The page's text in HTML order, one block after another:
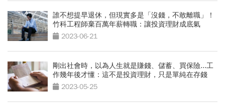
誰不想提早退休，但現實多是「沒錢，不敢離職」！
竹科工程師棄百萬年薪轉職：讓投資理財成底氣
2023-06-21
剛出社會時，以為人生就是賺錢、儲蓄、買保險...工
作幾年後才懂：這不是投資理財，只是單純在存錢
2023-05-25